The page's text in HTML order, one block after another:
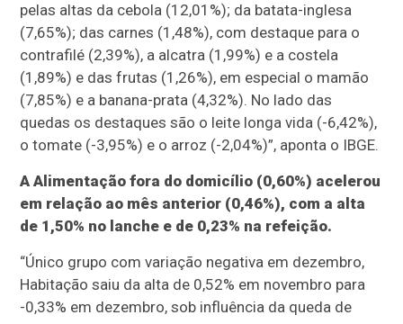
pelas altas da cebola (12,01%); da batata-inglesa
(7,65%); das carnes (1,48%), com destaque para o
contrafilé (2,39%), a alcatra (1,99%) e a costela
(1,89%) e das frutas (1,26%), em especial o mamão
(7,85%) e a banana-prata (4,32%). No lado das
quedas os destaques são o leite longa vida (-6,42%),
o tomate (-3,95%) e o arroz (-2,04%)”, aponta o IBGE.
A Alimentação fora do domicílio (0,60%) acelerou
em relação ao mês anterior (0,46%), com a alta
de 1,50% no lanche e de 0,23% na refeição.
“Único grupo com variação negativa em dezembro,
Habitação saiu da alta de 0,52% em novembro para
-0,33% em dezembro, sob influência da queda de